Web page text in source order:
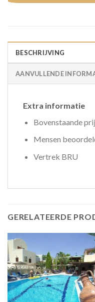
BESCHRIJVING
AANVULLENDE
Extra informatie
Bovenstaande
Mensen
Vertrek BRU
GERELATEERDE